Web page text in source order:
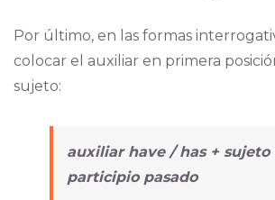
Por último, en las formas
colocar el auxiliar en primera
sujeto:
auxiliar have/has+ sujeto
participio pasado